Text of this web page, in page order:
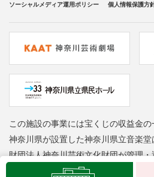
ソーシャルメディア運用ポリシー
個人情報保護方
この施設の事業には宝くじの収益金
神奈川県が設置した神奈川県立音楽
財団法人神奈川芸術文化財団が管理